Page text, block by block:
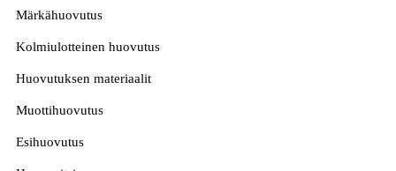
Märkähuovutus
Kolmiulotteinen huovutus
Huovutuksen materiaalit
Muottihuovutus
Esihuovutus